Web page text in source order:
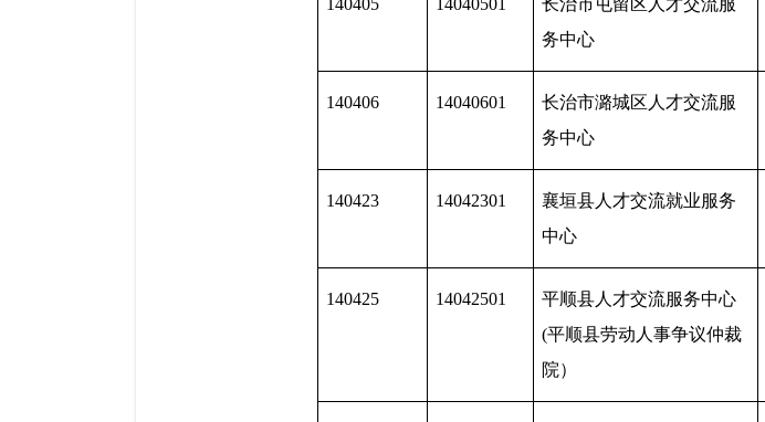
140405 14040501
长治市屯留区人才交流服
务中心
140406 14040601
长治市潞城区人才交流服
务中心
140423 14042301
襄垣县人才交流就业服务
中心
140425 14042501
平顺县人才交流服务中心
(平顺县劳动人事争议仲裁
院）